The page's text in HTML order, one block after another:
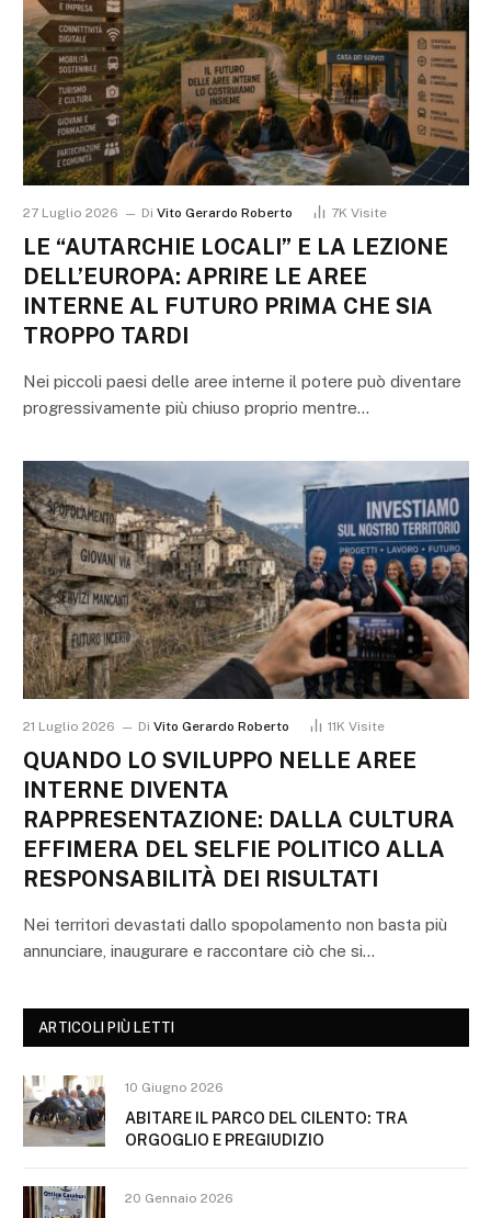
27 Luglio 2026 Di Vito Gerardo Roberto 7K Visite
LE “AUTARCHIE LOCALI” E LA LEZIONE
DELL’EUROPA: APRIRE LE AREE
INTERNE AL FUTURO PRIMA CHE SIA
TROPPO TARDI
Nei piccoli paesi delle aree interne il potere può diventare
progressivamente più chiuso proprio mentre…
21 Luglio 2026 Di Vito Gerardo Roberto 11K Visite
QUANDO LO SVILUPPO NELLE AREE
INTERNE DIVENTA
RAPPRESENTAZIONE: DALLA CULTURA
EFFIMERA DEL SELFIE POLITICO ALLA
RESPONSABILITÀ DEI RISULTATI
Nei territori devastati dallo spopolamento non basta più
annunciare, inaugurare e raccontare ciò che si…
ARTICOLI PIÙ LETTI
10 Giugno 2026
ABITARE IL PARCO DEL CILENTO: TRA
ORGOGLIO E PREGIUDIZIO
20 Gennaio 2026